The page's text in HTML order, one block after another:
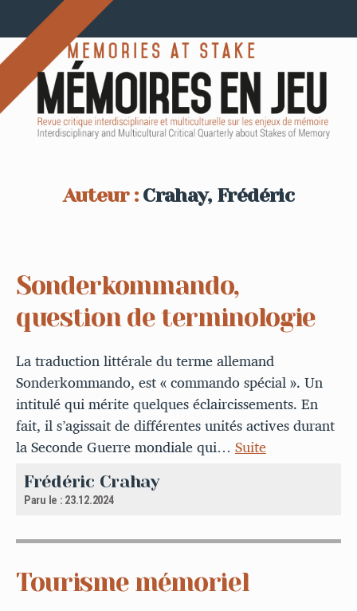
Auteur : Crahay, Frédéric
Sonderkommando,
question de terminologie
La traduction littérale du terme allemand
Sonderkommando, est « commando spécial ». Un
intitulé qui mérite quelques éclaircissements. En
fait, il s’agissait de différentes unités actives durant
la Seconde Guerre mondiale qui… Suite
Frédéric Crahay
Paru le : 23.12.2024
Tourisme mémoriel